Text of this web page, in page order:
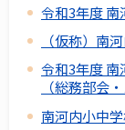
令和3年度
（仮称）南
令和3年度
（総務部会
南河内小中